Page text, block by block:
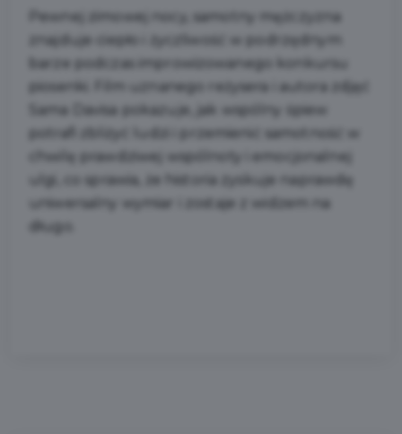
Pewnej zimowej nocy, samotny mężczyzna
znajduje ciepło i życzliwość w podrzędnym
barze podczas improwizowanego konkursu
piosenki. Film uznanego reżysera i autora zdjęć
Sama Davisa pokazuje, jak wspólny śpiew
potrafi zbliżyć ludzi i przemienić samotność w
chwilę prawdziwej wspólnoty i emocjonalnej
ulgi, co sprawia, że historia zyskuje naprawdę
uniwersalny wymiar i zostaje z widzem na